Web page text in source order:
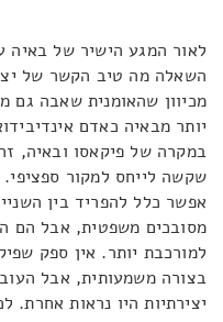
לאור המגע הישיר של באיה
השאלה מה טיב הקשר של
מכיוון שהאומנית שאבה גם
יותר מבאיה כאדם
במקרה של פיקאסו ובאיה,
שקשה לייחס למקור
אפשר כלל להפריד בין
מסובכים משפטית, אבל הם
למורכבת יותר. אין ספק
בצורה משמעותית, אבל
יצירתיות היו נראות אחרת.